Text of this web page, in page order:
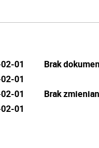
01
01
01
01
Brak
Brak